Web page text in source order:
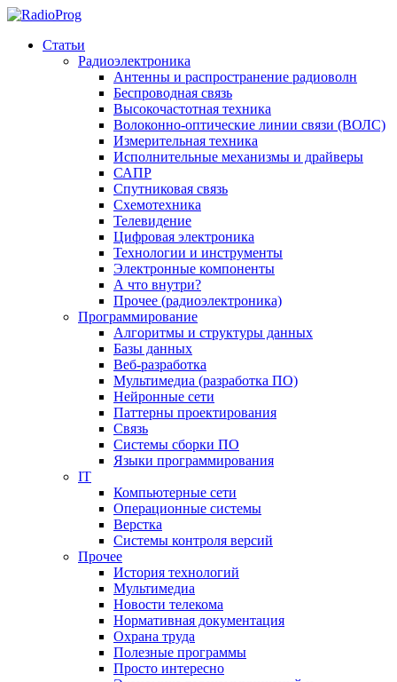
Статьи
Радиоэлектроника
Антенны и распространение радиоволн
Беспроводная связь
Высокочастотная техника
Волоконно-оптические линии связи (ВОЛС)
Измерительная техника
Исполнительные механизмы и драйверы
САПР
Спутниковая связь
Схемотехника
Телевидение
Цифровая электроника
Технологии и инструменты
Электронные компоненты
А что внутри?
Прочее (радиоэлектроника)
Программирование
Алгоритмы и структуры данных
Базы данных
Веб-разработка
Мультимедиа (разработка ПО)
Нейронные сети
Паттерны проектирования
Связь
Системы сборки ПО
Языки программирования
IT
Компьютерные сети
Операционные системы
Верстка
Системы контроля версий
Прочее
История технологий
Мультимедиа
Новости телекома
Нормативная документация
Охрана труда
Полезные программы
Просто интересно